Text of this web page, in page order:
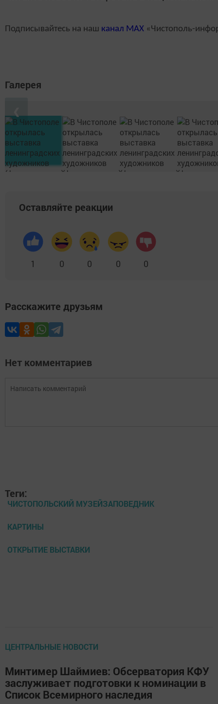
Подписывайтесь на наш канал MAX «Чистополь-
Галерея
Оставляйте реакции
1 0 0 0 0
Расскажите друзьям
Нет комментариев
Теги:
ЧИСТОПОЛЬСКИЙ МУЗЕЙЗАПОВЕДНИК
КАРТИНЫ
ОТКРЫТИЕ ВЫСТАВКИ
ЦЕНТРАЛЬНЫЕ НОВОСТИ
Минтимер Шаймиев: Обсерватория КФУ
заслуживает подготовки к номинации в
Список Всемирного наследия